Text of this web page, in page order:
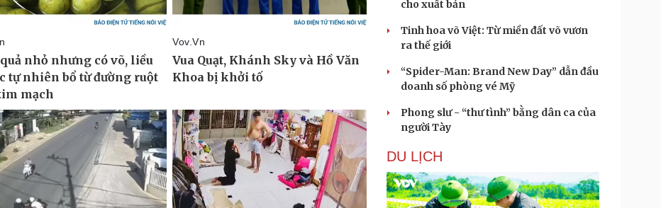
cho xuất bản
Tinh hoa võ Việt: Từ miền đất võ vươn
ra thế giới
“Spider-Man: Brand New Day” dẫn đầu
doanh số phòng vé Mỹ
Phong slư - “thư tình” bằng dân ca của
người Tày
DU LỊCH